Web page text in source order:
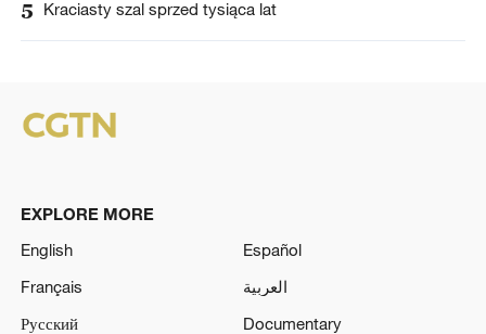
5 Kraciasty szal sprzed tysiąca lat
EXPLORE MORE
English
Español
Français
العربية
Русский
Documentary